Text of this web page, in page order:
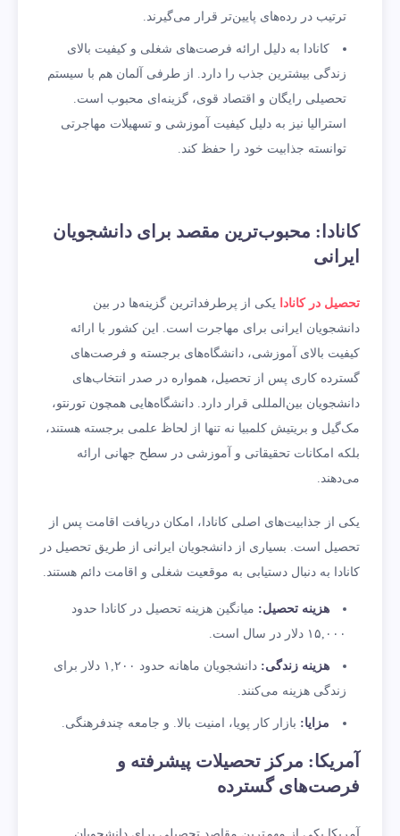
ترتیب در رده‌های پایین‌تر قرار می‌گیرند.
کانادا به دلیل ارائه فرصت‌های شغلی و کیفیت بالای
زندگی بیشترین جذب را دارد. از طرفی آلمان هم با سیستم
تحصیلی رایگان و اقتصاد قوی، گزینه‌ای محبوب است.
استرالیا نیز به دلیل کیفیت آموزشی و تسهیلات مهاجرتی
توانسته جذابیت خود را حفظ کند.
کانادا: محبوب‌ترین مقصد برای دانشجویان
ایرانی
تحصیل در کانادا
یکی از پرطرفداترین گزینه‌ها در بین
دانشجویان ایرانی برای مهاجرت است. این کشور با ارائه
کیفیت بالای آموزشی، دانشگاه‌های برجسته و فرصت‌های
گسترده کاری پس از تحصیل، همواره در صدر انتخاب‌های
دانشجویان بین‌المللی قرار دارد. دانشگاه‌هایی همچون تورنتو،
مک‌گیل و بریتیش کلمبیا نه تنها از لحاظ علمی برجسته هستند،
بلکه امکانات تحقیقاتی و آموزشی در سطح جهانی ارائه
می‌دهند.
یکی از جذابیت‌های اصلی کانادا، امکان دریافت اقامت پس از
تحصیل است. بسیاری از دانشجویان ایرانی از طریق تحصیل در
کانادا به دنبال دستیابی به موقعیت شغلی و اقامت دائم هستند.
هزینه تحصیل: میانگین هزینه تحصیل در کانادا حدود
۱۵,۰۰۰ دلار در سال است.
هزینه زندگی:
دانشجویان ماهانه حدود ۱,۲۰۰ دلار برای
زندگی هزینه می‌کنند.
مزایا: بازار کار پویا، امنیت بالا. و جامعه چندفرهنگی.
آمریکا: مرکز تحصیلات پیشرفته و
فرصت‌های گسترده